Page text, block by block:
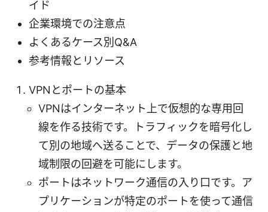
イド
企業環境での注意点
よくあるケース別Q&A
参考情報とリソース
VPNとポートの基本
VPNはインターネット上で仮想的な専用回
線を作る技術です。トラフィックを暗号化し
て別の地域へ送ることで、データの保護と地
域制限の回避を可能にします。
ポートはネットワーク通信の入り口です。ア
プリケーションが特定のポートを使って通信